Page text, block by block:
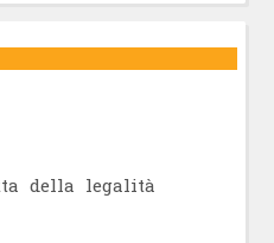
della legalità